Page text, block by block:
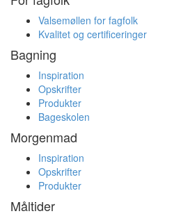
Valsemøllen for fagfolk
Kvalitet og certificeringer
Bagning
Inspiration
Opskrifter
Produkter
Bageskolen
Morgenmad
Inspiration
Opskrifter
Produkter
Måltider